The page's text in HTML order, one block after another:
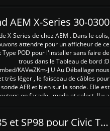
AEM X-Series 30-0300
X-Series de chez AEM . Dans le colis,
attendre pour un afficheur de ce
POD pour l'installer sans faire de
trous dans le Tableau de bord :D
KAVwZKm-JiU Au Déballage nous
très léger , le faisceau de câbles pour
AFR et bien sur la sonde. Elle est
en façade , mode et select. Il y a
Reprogrammations E85 et SP98 pour Civic Type R FN2